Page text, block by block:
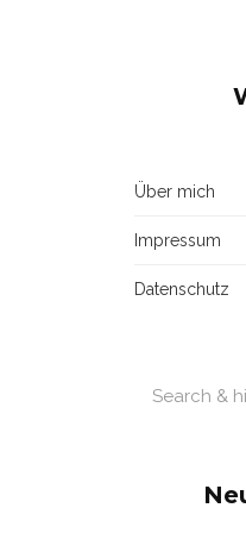
Über mich
Impressum
Datenschutz